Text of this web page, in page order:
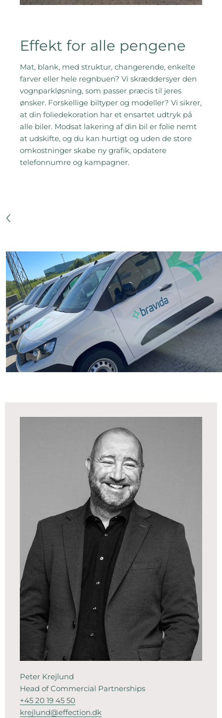
Effekt for alle pengene
Mat, blank, med struktur, changerende, enkelte
farver eller hele regnbuen? Vi skræddersyer den
vognparkløsning, som passer præcis til jeres
ønsker. Forskellige biltyper og modeller? Vi sikrer,
at din foliedekoration har et ensartet udtryk på
alle biler. Modsat lakering af din bil er folie nemt
at udskifte, og du kan hurtigt og uden de store
omkostninger skabe ny grafik, opdatere
telefonnumre og kampagner.
Peter Krejlund
Head of Commercial Partnerships
+45 20 19 45 50
krejlund@effection.dk